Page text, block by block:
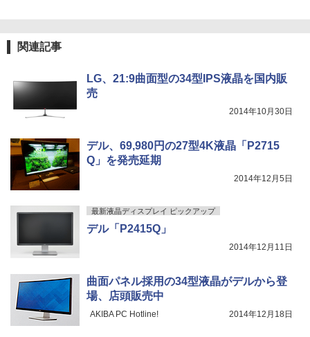
5
￥28,600
リング ANC 36時間再生
関連記事
LG、21:9曲面型の34型IPS液晶を国内販
売
2014年10月30日
デル、69,980円の27型4K液晶「P2715
Q」を発売延期
2014年12月5日
最新液晶ディスプレイ ピックアップ
デル「P2415Q」
2014年12月11日
曲面パネル採用の34型液晶がデルから登
場、店頭販売中
AKIBA PC Hotline! 2014年12月18日